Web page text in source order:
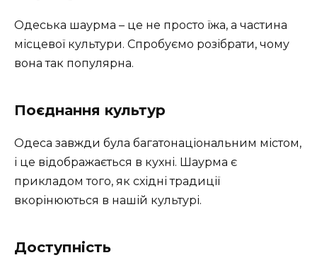
Одеська шаурма – це не просто їжа, а частина
місцевої культури. Спробуємо розібрати, чому
вона так популярна.
Поєднання культур
Одеса завжди була багатонаціональним містом,
і це відображається в кухні. Шаурма є
прикладом того, як східні традиції
вкорінюються в нашій культурі.
Доступність